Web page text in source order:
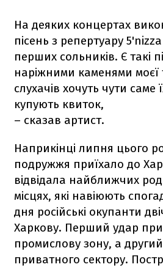
На деяких концертах
пісень з репертуару 5'nizza
перших сольників. Є такі
наріжними каменями моєї
слухачів хочуть чути саме
купують квиток,
– сказав артист.
Наприкінці липня цього
подружжя приїхало до
відвідала найближчих
місцях, які навіюють
дня російські окупанти
Харкову. Перший удар
промислову зону, а
приватного сектору.